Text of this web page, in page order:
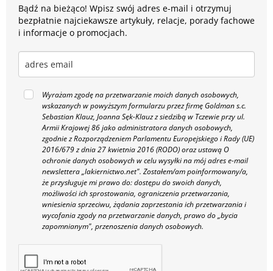
Bądź na bieżąco! Wpisz swój adres e-mail i otrzymuj
bezpłatnie najciekawsze artykuły, relacje, porady fachowe
i informacje o promocjach.
Wyrażam zgodę na przetwarzanie moich danych osobowych,
wskazanych w powyższym formularzu przez firmę Goldman s.c.
Sebastian Klauz, Joanna Sęk-Klauz z siedzibą w Tczewie przy ul.
Armii Krajowej 86 jako administratora danych osobowych,
zgodnie z Rozporządzeniem Parlamentu Europejskiego i Rady (UE)
2016/679 z dnia 27 kwietnia 2016 (RODO) oraz ustawą O
ochronie danych osobowych w celu wysyłki na mój adres e-mail
newslettera „lakiernictwo.net". Zostałem/am poinformowany/a,
że przysługuje mi prawo do: dostępu do swoich danych,
możliwości ich sprostowania, ograniczenia przetwarzania,
wniesienia sprzeciwu, żądania zaprzestania ich przetwarzania i
wycofania zgody na przetwarzanie danych, prawo do „bycia
zapomnianym", przenoszenia danych osobowych.